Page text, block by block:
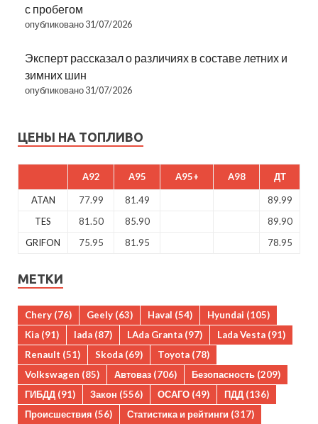
с пробегом
опубликовано 31/07/2026
Эксперт рассказал о различиях в составе летних и
зимних шин
опубликовано 31/07/2026
ЦЕНЫ НА ТОПЛИВО
A92 A95 A95+ A98 ДТ
ATAN 77.99 81.49
89.99
TES
81.50 85.90
89.90
GRIFON
75.95 81.95 78.95
МЕТКИ
Chery (76) Geely (63) Haval (54) Hyundai (105)
Kia (91) lada (87) LAda Granta (97) Lada Vesta (91)
Renault (51) Skoda (69) Toyota (78)
Volkswagen (85) Автоваз (706) Безопасность (209)
ГИБДД (91) Закон (556) ОСАГО (49) ПДД (136)
Происшествия (56) Статистика и рейтинги (317)